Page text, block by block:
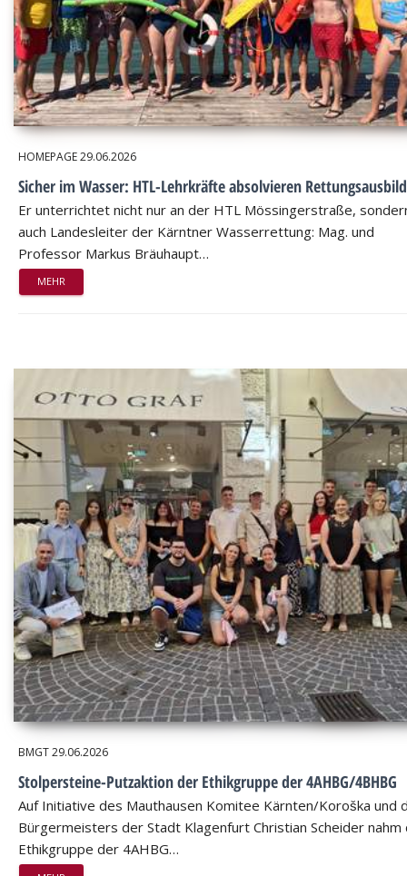
HOMEPAGE29.06.2026
Sicher im Wasser: HTL-Lehrkräfte absolvieren
Er unterrichtet nicht nur an der HTL Mössingerstraße,
auch Landesleiter der Kärntner Wasserrettung: Mag. und
Professor Markus Bräuhaupt…
MEHR
BMGT29.06.2026
Stolpersteine-Putzaktion der Ethikgruppe der 4AHBG/4BHBG
Auf Initiative des Mauthausen Komitee Kärnten/Koroška und
Bürgermeisters der Stadt Klagenfurt Christian Scheider nahm
Ethikgruppe der 4AHBG…